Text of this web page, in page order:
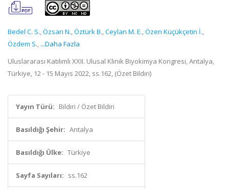
Bedel C. S.,Özsarı N.,Öztürk B.,Ceylan M. E.,Özen Küçükçetin İ.,
Özdem S., ...Daha Fazla
Uluslararası Katılımlı XXII. Ulusal Klinik Biyokimya Kongresi, Antalya,
Türkiye, 12 - 15 Mayıs 2022, ss.162, (Özet Bildiri)
Yayın Türü: Bildiri / Özet Bildiri
Basıldığı Şehir: Antalya
Basıldığı Ülke: Türkiye
Sayfa Sayıları: ss.162